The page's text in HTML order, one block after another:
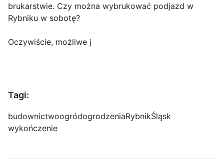
brukarstwie. Czy można wybrukować podjazd w
Rybniku w sobotę?
Oczywiście, możliwe j
Tagi:
budownictwoogródogrodzeniaRybnikŚląsk
wykończenie